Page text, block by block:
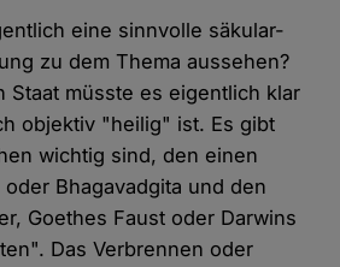
eine sinnvolle säkular-
zu dem Thema aussehen?
Staat müsste es eigentlich klar
objektiv "heilig" ist. Es gibt
wichtig sind, den einen
Bhagavadgita und den
Goethes Faust oder Darwins
Das Verbrennen oder